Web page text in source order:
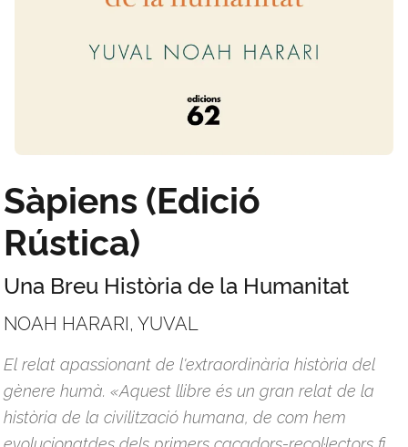
Sàpiens (Edició
Rústica)
Una Breu Història de la Humanitat
NOAH HARARI, YUVAL
El relat apassionant de l'extraordinària història del
gènere humà. «Aquest llibre és un gran relat de la
història de la civilització humana, de com hem
evolucionatdes dels primers caçadors-recol·lectors fi